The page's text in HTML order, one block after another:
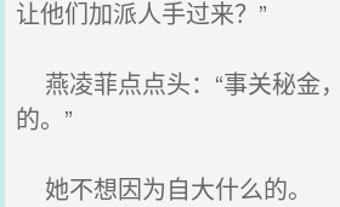
让他们加派人手过来？”
燕凌菲点点头：“事关秘金
的。”
她不想因为自大什么的。